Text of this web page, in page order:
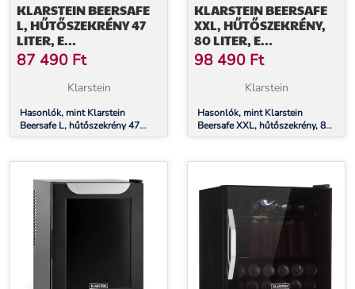
KLARSTEIN BEERSAFE
L, HŰTŐSZEKRÉNY 47
LITER, E
ENERGIAHATÉKONYSÁGI
OSZTÁLY, ÜVEGAJTÓ,
ROZSDAMENTES ACÉL
87 490 Ft
Klarstein
Hasonlók, mint Klarstein
Beersafe L, hűtőszekrény 47
liter, E energiahatékonysági
acél
KLARSTEIN BEERSAFE
XXL, HŰTŐSZEKRÉNY,
80 LITER, E
ENERGIAHATÉKONYSÁGI
OSZTÁLY, PANORÁMA
ÜVEGAJTÓ
98 490 Ft
Klarstein
Hasonlók, mint Klarstein
Beersafe XXL, hűtőszekrény, 80
liter, E energiahatékonysági